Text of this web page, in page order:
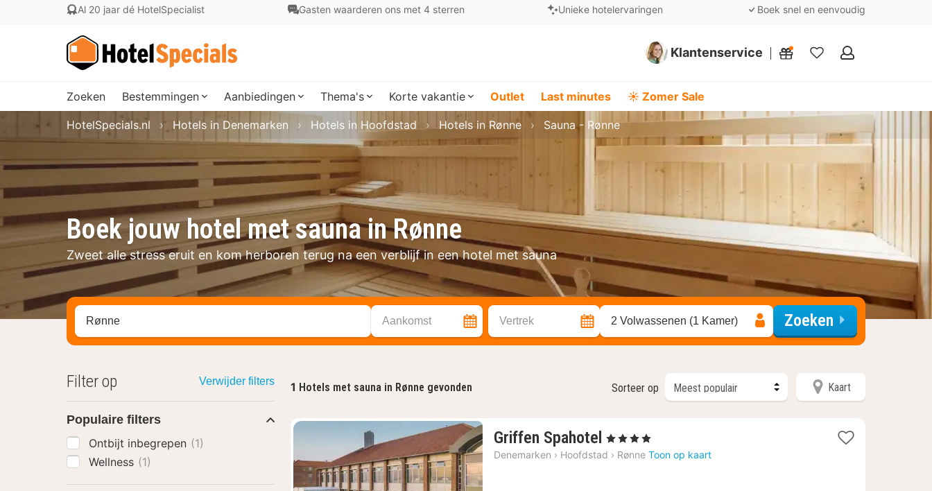
Al 20 jaar dé HotelSpecialist Gasten waarderen ons met 4 sterren Unieke hotelervaringen Boek snel en eenvoudig
Klantenservice
Mijn
Zoeken Bestemmingen Aanbiedingen Thema's Korte vakantie Outlet Last minutes ☀️ Zomer Sale
Boek jouw hotel met sauna in Rønne
Zweet alle stress eruit en kom herboren terug na een verblijf in een hotel met sauna
HotelSpecials.nl Hotels in Denemarken Hotels in Hoofdstad Hotels in Rønne Sauna - Rønne
Zoek op hotel, regio of stad Aankomst Vertrek 2 Volwassenen (1 Kamer) Zoeken
1 Hotels met sauna in Rønne gevonden Sorteer op Kaart
Griffen Spahotel 1
nacht
, 4 Sterren
Denemarken › Hoofdstad › Rønne Toon op kaart
Filter op Verwijder filters
Populaire filters
Ontbijt inbegrepen (1)
Wellness (1)